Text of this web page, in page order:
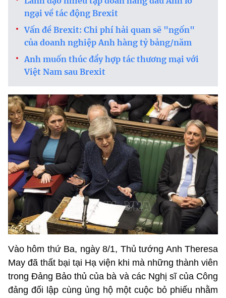
ngại về tác động Brexit
Vấn đề Brexit: Chi phí hải quan sẽ "ngốn"
của doanh nghiệp Anh hàng tỷ bảng/năm
Anh muốn thúc đẩy hợp tác thương mại với
Việt Nam sau Brexit
Vào hôm thứ Ba, ngày 8/1, Thủ tướng Anh Theresa
May đã thất bại tại Hạ viện khi mà những thành viên
trong Đảng Bảo thủ của bà và các Nghị sĩ của Công
đảng đối lập cùng ủng hộ một cuộc bỏ phiếu nhằm